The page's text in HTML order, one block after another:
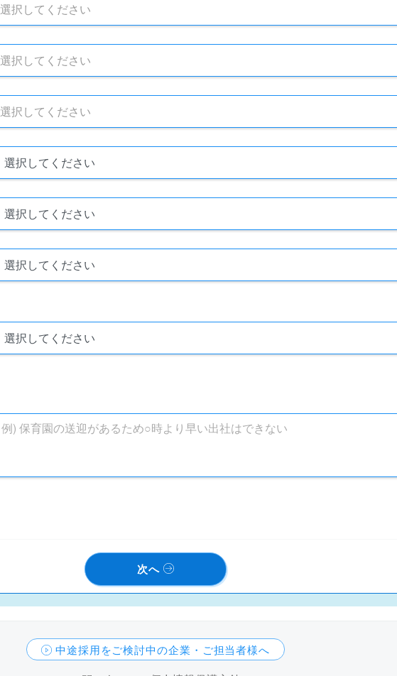
選択してください
選択してください
選択してください
次へ
中途採用をご検討中の企業・ご担当者様へ